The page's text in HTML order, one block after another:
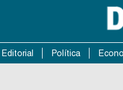
Editorial Política